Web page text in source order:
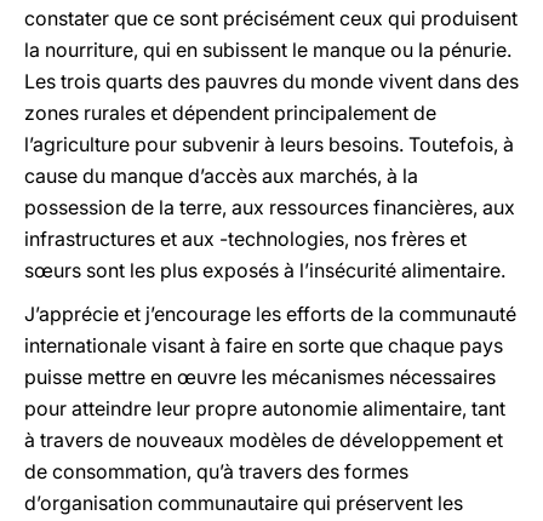
constater que ce sont précisément ceux qui produisent
la nourriture, qui en subissent le manque ou la pénurie.
Les trois quarts des pauvres du monde vivent dans des
zones rurales et dépendent principalement de
l’agriculture pour subvenir à leurs besoins. Toutefois, à
cause du manque d’accès aux marchés, à la
possession de la terre, aux ressources financières, aux
infrastructures et aux -technologies, nos frères et
sœurs sont les plus exposés à l’insécurité alimentaire.
J’apprécie et j’encourage les efforts de la communauté
internationale visant à faire en sorte que chaque pays
puisse mettre en œuvre les mécanismes nécessaires
pour atteindre leur propre autonomie alimentaire, tant
à travers de nouveaux modèles de développement et
de consommation, qu’à travers des formes
d’organisation communautaire qui préservent les